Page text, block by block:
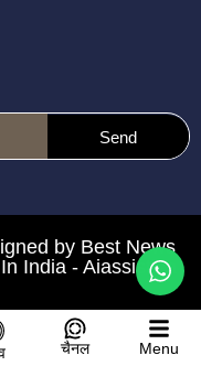
Send
by Best News
India - Aiassistica
चैनल Menu